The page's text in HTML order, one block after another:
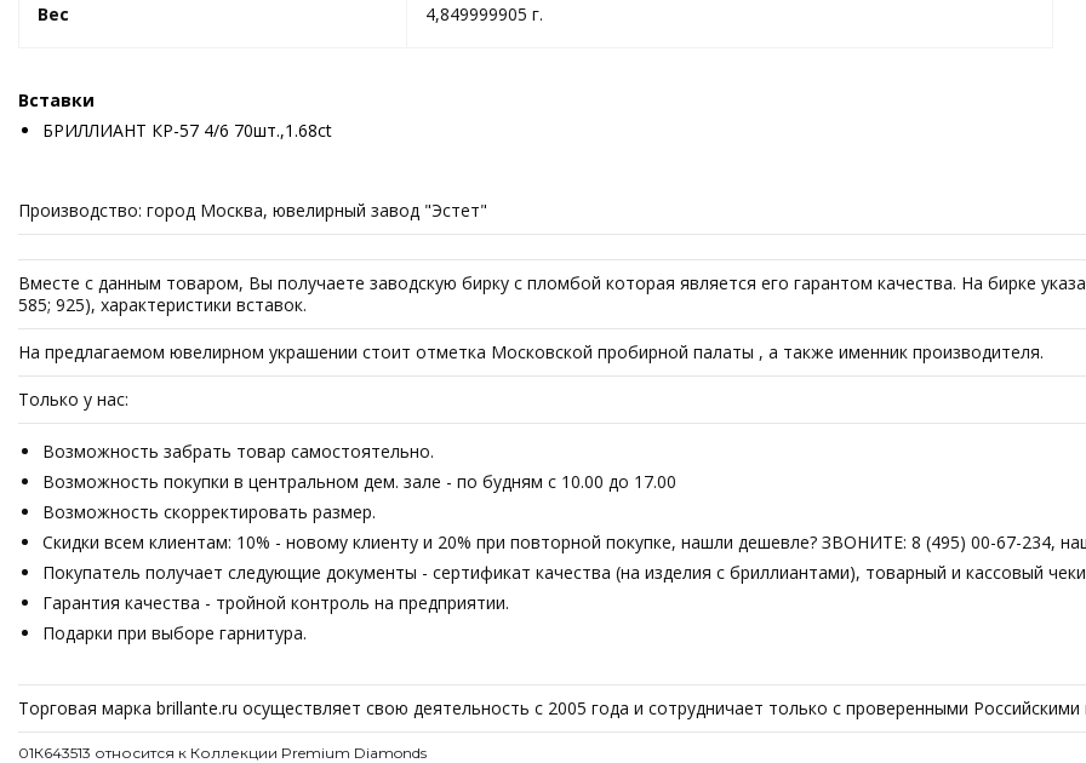
Вес 4,849999905 г.
Вставки
БРИЛЛИАНТ КР-57 4/6 70шт.,1.68ct
Производство: город Москва, ювелирный завод "Эстет"
Вместе с данным товаром, Вы получаете заводскую бирку с пломбой которая является его гарантом качества. На бирке
585; 925), характеристики вставок.
На предлагаемом ювелирном украшении стоит отметка Московской пробирной палаты , а также именник производителя.
Только у нас:
Возможность забрать товар самостоятельно.
Возможность покупки в центральном дем. зале - по будням с 10.00 до 17.00
Возможность скорректировать размер.
Скидки всем клиентам: 10% - новому клиенту и 20% при повторной покупке, нашли дешевле? ЗВОНИТЕ: 8 (495) 00-67-234,
Покупатель получает следующие документы - сертификат качества (на изделия с бриллиантами), товарный и кассовый
Гарантия качества - тройной контроль на предприятии.
Подарки при выборе гарнитура.
Торговая марка brillante.ru осуществляет свою деятельность с 2005 года и сотрудничает только с проверенными
01К643513 относится к Коллекции Premium Diamonds